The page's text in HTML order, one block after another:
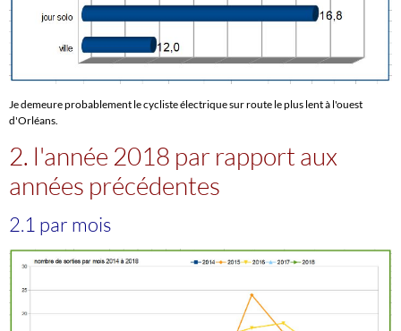
Je demeure probablement le cycliste électrique sur route le plus lent à l'ouest
d'Orléans.
2. l'année 2018 par rapport aux
années précédentes
2.1 par mois